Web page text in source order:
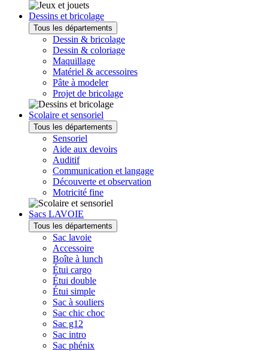
Dessins et bricolage
Tous les départements
Dessin & bricolage
Dessin & coloriage
Maquillage
Matériel & accessoires
Pâte à modeler
Projet de bricolage
Scolaire et sensoriel
Tous les départements
Sensoriel
Aide aux devoirs
Auditif
Communication et langage
Découverte et observation
Motricité fine
Sacs LAVOIE
Tous les départements
Sac lavoie
Accessoire
Boîte à lunch
Étui cargo
Étui double
Étui simple
Sac à souliers
Sac chic choc
Sac g12
Sac intro
Sac phénix